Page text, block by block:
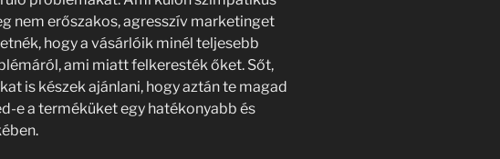
nem erőszakos, agresszív marketinget
hogy a vásárlóik minél teljesebb
ami miatt felkeresték őket. Sőt,
is készek ajánlani, hogy aztán te magad
e a terméküket egy hatékonyabb és